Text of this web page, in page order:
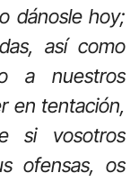
dánosle hoy;
así como
a nuestros
en tentación,
si vosotros
ofensas, os